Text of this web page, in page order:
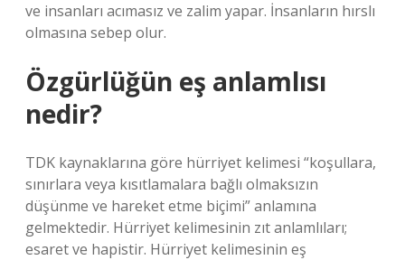
ve insanları acımasız ve zalim yapar. İnsanların hırslı
olmasına sebep olur.
Özgürlüğün eş anlamlısı
nedir?
TDK kaynaklarına göre hürriyet kelimesi “koşullara,
sınırlara veya kısıtlamalara bağlı olmaksızın
düşünme ve hareket etme biçimi” anlamına
gelmektedir. Hürriyet kelimesinin zıt anlamlıları;
esaret ve hapistir. Hürriyet kelimesinin eş